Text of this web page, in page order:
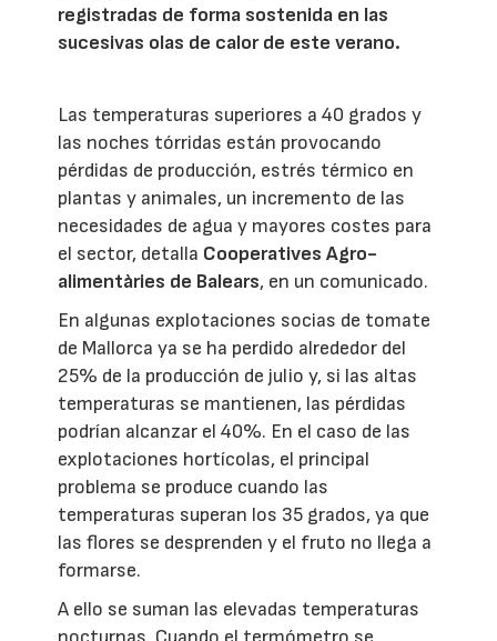
registradas de forma sostenida en las
sucesivas olas de calor de este verano.
Las temperaturas superiores a 40 grados y
las noches tórridas están provocando
pérdidas de producción, estrés térmico en
plantas y animales, un incremento de las
necesidades de agua y mayores costes para
el sector, detalla Cooperatives Agro-
alimentàries de Balears, en un comunicado.
En algunas explotaciones socias de tomate
de Mallorca ya se ha perdido alrededor del
25% de la producción de julio y, si las altas
temperaturas se mantienen, las pérdidas
podrían alcanzar el 40%. En el caso de las
explotaciones hortícolas, el principal
problema se produce cuando las
temperaturas superan los 35 grados, ya que
las flores se desprenden y el fruto no llega a
formarse.
A ello se suman las elevadas temperaturas